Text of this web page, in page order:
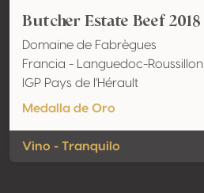
Butcher Estate Beef 2018
Domaine de Fabrègues
Francia - Languedoc-Roussillon
IGP Pays de l'Hérault
Medalla de Oro
Vino - Tranquilo